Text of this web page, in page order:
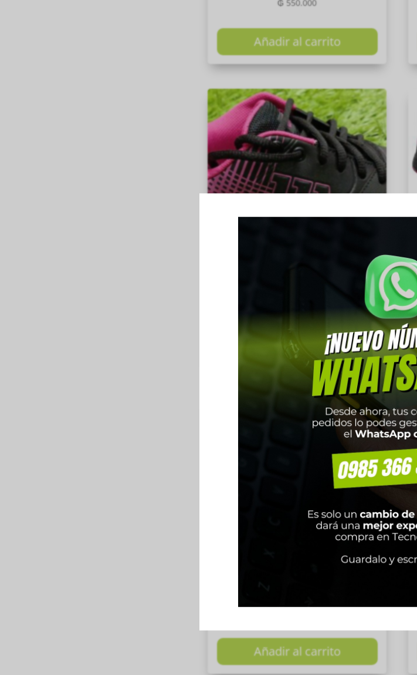
₲ 550.000
Añadir al carrito
CALZADO ACE PLUS W NEGRO/LILA Talla
Añadir al carrito
Añadir al carrito